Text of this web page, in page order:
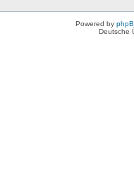
Powered by
Deutsche